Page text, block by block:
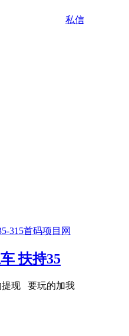
私信
扶持35
现 要玩的加我